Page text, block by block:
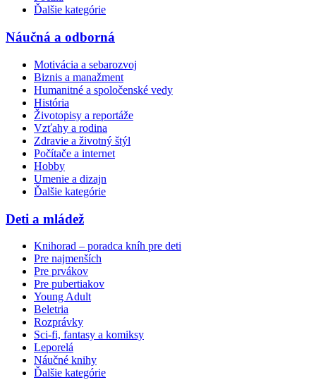
Ďalšie kategórie
Náučná a odborná
Motivácia a sebarozvoj
Biznis a manažment
Humanitné a spoločenské vedy
História
Životopisy a reportáže
Vzťahy a rodina
Zdravie a životný štýl
Počítače a internet
Hobby
Umenie a dizajn
Ďalšie kategórie
Deti a mládež
Knihorad – poradca kníh pre deti
Pre najmenších
Pre prvákov
Pre pubertiakov
Young Adult
Beletria
Rozprávky
Sci-fi, fantasy a komiksy
Leporelá
Náučné knihy
Ďalšie kategórie